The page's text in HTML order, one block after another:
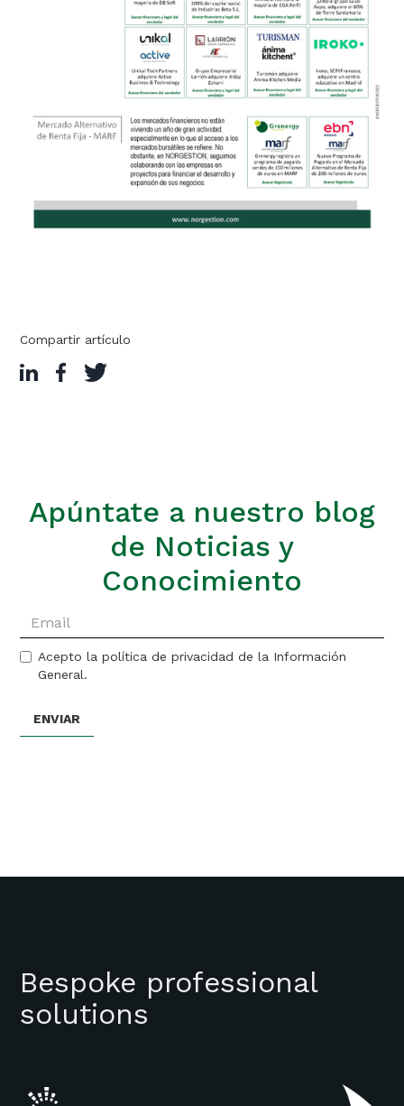
Compartir artículo
Apúntate a nuestro blog
de Noticias y
Conocimiento
Acepto la política de privacidad de la Información
General.
Bespoke professional
solutions